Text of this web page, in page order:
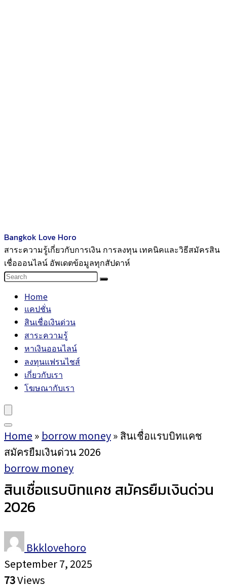
Bangkok Love Horo
สาระความรู้เกี่ยวกับการเงิน การลงทุน เทคนิคและวิธีสมัครสิน
เชื่อออนไลน์ อัพเดตข้อมูลทุกสัปดาห์
Home
แคปชั่น
สินเชื่อเงินด่วน
สาระความรู้
หาเงินออนไลน์
ลงทุนแฟรนไชส์
เกี่ยวกับเรา
โฆษณากับเรา
Home » borrow money» สินเชื่อแรบบิทแคช
สมัครยืมเงินด่วน 2026
borrow money
สินเชื่อแรบบิทแคช สมัครยืมเงินด่วน
2026
Bkklovehoro
September 7, 2025
73Views